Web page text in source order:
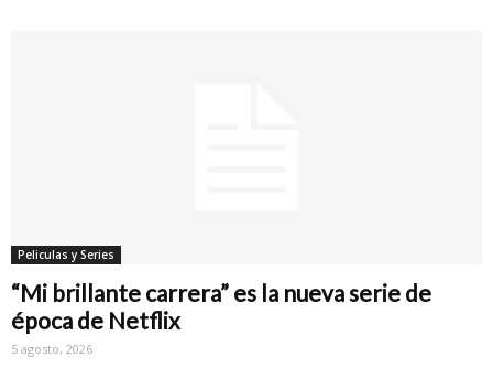
Peliculas y Series
“Mi brillante carrera” es la nueva serie de
época de Netflix
5 agosto, 2026